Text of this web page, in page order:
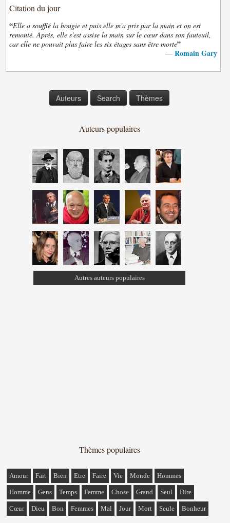
Citation du jour
“Elle a soufflé la bougie et puis elle m'a pris par la main et on est
remonté. Après, elle s'est assise la main sur le cœur dans son fauteuil,
car elle ne pouvait plus faire les six étages sans être morte”
— Romain Gary
Auteurs Search Thèmes
Auteurs populaires
Autres auteurs populaires
Thèmes populaires
Amour Fait Bien Etre Faire Vie Monde Hommes
Homme Gens Temps Femme Chose Grand Seul Dire
Cœur Dieu Bon Femmes Mal Jour Mort Seule Bonheur